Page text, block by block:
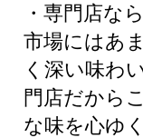
・専門店な
市場にはあ
く深い味わ
門店だから
な味を心ゆ